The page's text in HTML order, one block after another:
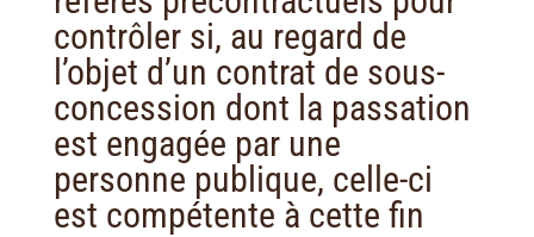
contrôler si, au regard de
l’objet d’un contrat de sous-
concession dont la passation
est engagée par une
personne publique, celle-ci
est compétente à cette fin